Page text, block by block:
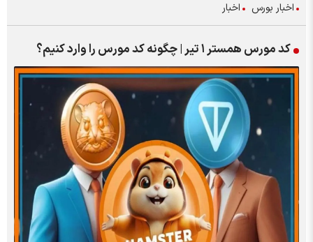
اخبار بورس اخبار
کد مورس همستر ۱ تیر | چگونه کد مورس را وارد کنیم؟